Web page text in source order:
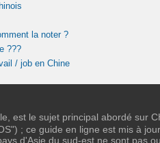
la noter ?
???
/ job en Chine
est le sujet principal abordé sur
; ce guide en ligne est mis à
d'Asie du sud-est ne sont pas